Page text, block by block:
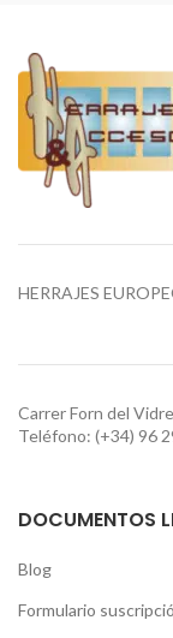
HERRAJES
Carrer Forn del
Teléfono: (+34) 96
DOCUMENTOS
Blog
Formulario